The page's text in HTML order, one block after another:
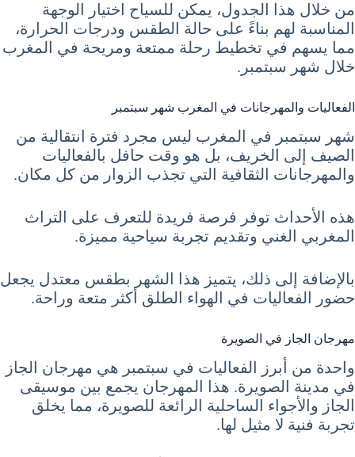
من خلال هذا الجدول، يمكن للسياح اختيار الوجهة
المناسبة لهم بناءً على حالة الطقس ودرجات الحرارة،
مما يسهم في تخطيط رحلة ممتعة ومريحة في المغرب
خلال شهر سبتمبر.
الفعاليات والمهرجانات في المغرب شهر سبتمبر
شهر سبتمبر في المغرب ليس مجرد فترة انتقالية من
الصيف إلى الخريف، بل هو وقت حافل بالفعاليات
والمهرجانات الثقافية التي تجذب الزوار من كل مكان.
هذه الأحداث توفر فرصة فريدة للتعرف على التراث
المغربي الغني وتقديم تجربة سياحية مميزة.
بالإضافة إلى ذلك، يتميز هذا الشهر بطقس معتدل يجعل
حضور الفعاليات في الهواء الطلق أكثر متعة وراحة.
مهرجان الجاز في الصويرة
واحدة من أبرز الفعاليات في سبتمبر هي مهرجان الجاز
في مدينة الصويرة. هذا المهرجان يجمع بين موسيقى
الجاز والأجواء الساحلية الرائعة للصويرة، مما يخلق
تجربة فنية لا مثيل لها.